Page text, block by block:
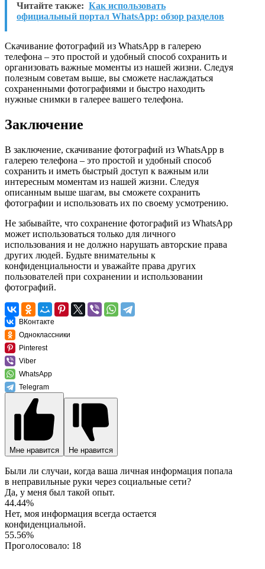
Читайте также: Как использовать
официальный портал WhatsApp: обзор разделов
Скачивание фотографий из WhatsApp в галерею
телефона – это простой и удобный способ сохранить и
организовать важные моменты из нашей жизни. Следуя
полезным советам выше, вы сможете наслаждаться
сохраненными фотографиями и быстро находить
нужные снимки в галерее вашего телефона.
Заключение
В заключение, скачивание фотографий из WhatsApp в
галерею телефона – это простой и удобный способ
сохранить и иметь быстрый доступ к важным или
интересным моментам из нашей жизни. Следуя
описанным выше шагам, вы сможете сохранить
фотографии и использовать их по своему усмотрению.
Не забывайте, что сохранение фотографий из WhatsApp
может использоваться только для личного
использования и не должно нарушать авторские права
других людей. Будьте внимательны к
конфиденциальности и уважайте права других
пользователей при сохранении и использовании
фотографий.
ВКонтакте
Одноклассники
Pinterest
Viber
WhatsApp
Telegram
Мне нравится Не нравится
Были ли случаи, когда ваша личная информация попала
в неправильные руки через социальные сети?
Да, у меня был такой опыт.
44.44%
Нет, моя информация всегда остается
конфиденциальной.
55.56%
Проголосовало: 18